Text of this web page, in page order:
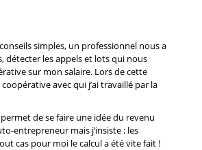
simples, un professionnel nous a
détecter les appels et lots qui nous
sur mon salaire. Lors de cette
avec qui j’ai travaillé par la
de se faire une idée du revenu
entrepreneur mais j’insiste : les
cas pour moi le calcul a été vite fait !